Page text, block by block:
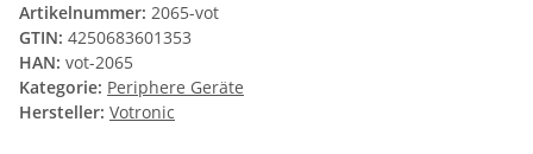
Artikelnummer: 2065-vot
GTIN: 4250683601353
HAN: vot-2065
Kategorie: Periphere Geräte
Hersteller: Votronic